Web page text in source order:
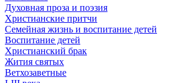
Духовная проза и поэзия
Христианские притчи
Семейная жизнь и воспитание детей
Воспитание детей
Христианский брак
Жития святых
Ветхозаветные